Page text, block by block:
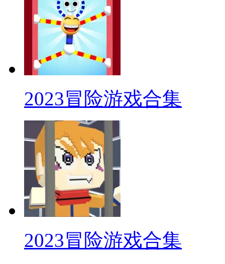
2023冒险游戏合集
2023冒险游戏合集